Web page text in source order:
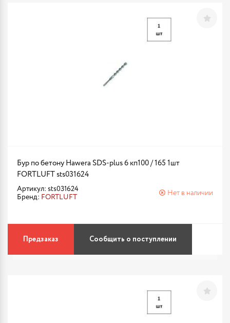
Бур по бетону Hawera SDS-plus 6 кп100 / 165 1шт
FORTLUFT sts031624
Артикул: sts031624
Бренд: FORTLUFT
Нет в наличии
Предзаказ Сообщить о поступлении